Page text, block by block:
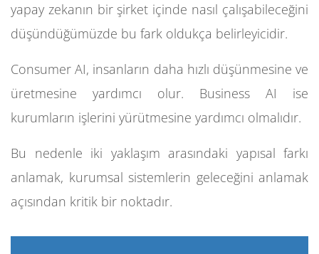
yapay zekanın bir şirket içinde nasıl çalışabileceğini
düşündüğümüzde bu fark oldukça belirleyicidir.
Consumer AI, insanların daha hızlı düşünmesine ve
üretmesine yardımcı olur. Business AI ise
kurumların işlerini yürütmesine yardımcı olmalıdır.
Bu nedenle iki yaklaşım arasındaki yapısal farkı
anlamak, kurumsal sistemlerin geleceğini anlamak
açısından kritik bir noktadır.